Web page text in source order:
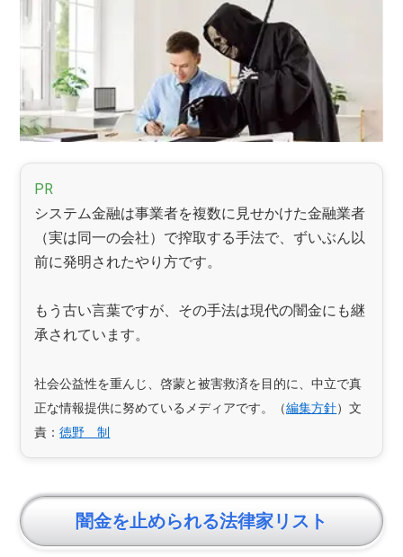
PR
システム金融は事業者を複数に見せかけた金融業者
（実は同一の会社）で搾取する手法で、ずいぶん以
前に発明されたやり方です。
もう古い言葉ですが、その手法は現代の闇金にも継
承されています。
社会公益性を重んじ、啓蒙と被害救済を目的に、中立で真
正な情報提供に努めているメディアです。（編集方針）文
責：徳野 制
闇金を止められる法律家リスト